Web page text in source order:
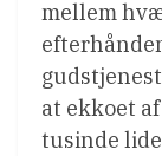
mellem
at ekkoet
tusinde